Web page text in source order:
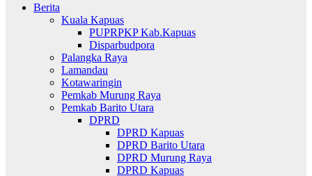
Berita
Kuala Kapuas
PUPRPKP Kab.Kapuas
Disparbudpora
Palangka Raya
Lamandau
Kotawaringin
Pemkab Murung Raya
Pemkab Barito Utara
DPRD
DPRD Kapuas
DPRD Barito Utara
DPRD Murung Raya
DPRD Kapuas